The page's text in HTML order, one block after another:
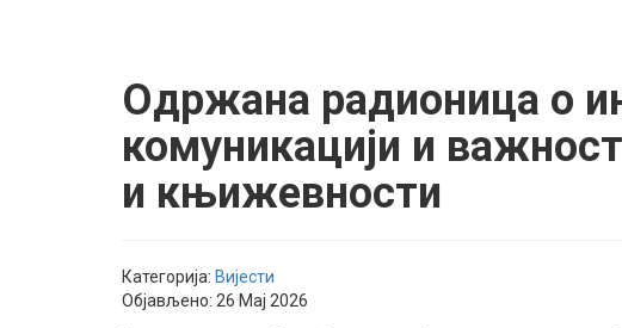
Одржана радионица о
комуникацији и
и књижевности
Категорија: Вијести
Објављено: 26 Мај 2026